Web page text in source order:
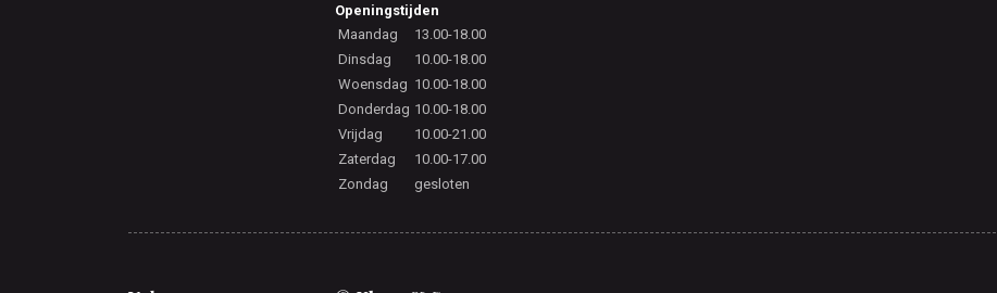
Openingstijden
Maandag
13.00-18.00
Dinsdag
10.00-18.00
Woensdag 10.00-18.00
Donderdag 10.00-18.00
Vrijdag
10.00-21.00
Zaterdag
10.00-17.00
Zondag
gesloten